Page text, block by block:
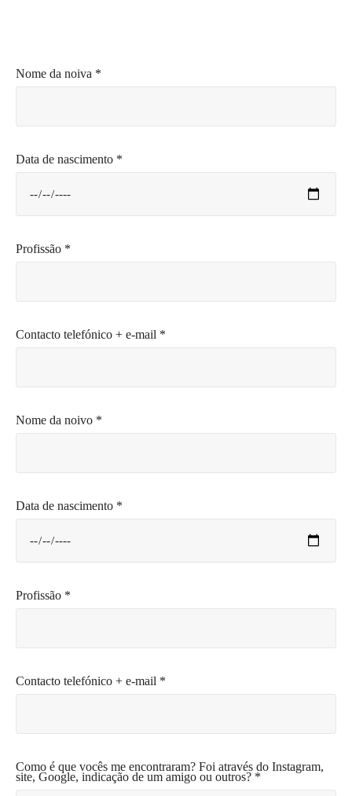
Nome da noiva *
Data de nascimento *
Profissão *
Contacto telefónico + e-mail *
Nome da noivo *
Data de nascimento *
Profissão *
Contacto telefónico + e-mail *
Como é que vocês me encontraram? Foi através do Instagram,
site, Google, indicação de um amigo ou outros? *